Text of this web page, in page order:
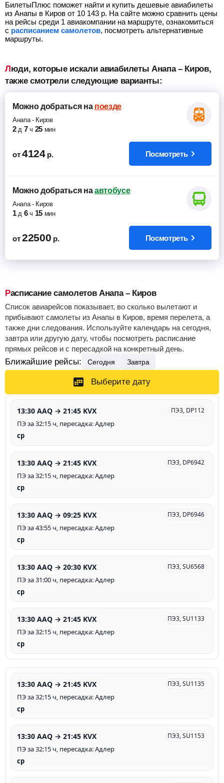
БилетыПлюс поможет найти и купить дешевые авиабилеты
из Анапы в Киров от 10 143 р. На сайте можно сравнить цены
на рейсы среди 1 авиакомпании на маршруте, ознакомиться
с расписанием самолетов, посмотреть альтернативные
маршруты.
Люди, которые искали авиабилеты Анапа – Киров,
также смотрели следующие варианты:
Можно добратьсяна поезде
Анапа- Киров
2 д 7 ч 25 мин
от 4124 р. Посмотреть
Можно добратьсяна автобусе
Анапа- Киров
1 д 6 ч 15 мин
от 22500 р. Посмотреть
Расписание самолетов Анапа – Киров
Список авиарейсов показывает, во сколько вылетают и
прибывают самолеты из Анапы в Киров, время перелета, а
также дни следования. Используйте календарь на сегодня,
завтра или другую дату, чтобы посмотреть расписание
прямых рейсов и с пересадкой на конкретный день.
Ближайшие рейсы: Сегодня Завтра
Выберите дату
13:30 AAQ → 21:45 KVX ПЭ3, DP112
ПЭ за 32:15 ч, пересадка: Адлер
ср
13:30 AAQ → 21:45 KVX ПЭ3, DP6942
ПЭ за 32:15 ч, пересадка: Адлер
ср
13:30 AAQ → 09:25 KVX ПЭ3, DP6946
ПЭ за 43:55 ч, пересадка: Адлер
ср
13:30 AAQ → 20:30 KVX ПЭ3, SU6568
ПЭ за 31:00 ч, пересадка: Адлер
ср
13:30 AAQ → 21:45 KVX ПЭ3, SU1133
ПЭ за 32:15 ч, пересадка: Адлер
ср
13:30 AAQ → 21:45 KVX ПЭ3, SU1135
ПЭ за 32:15 ч, пересадка: Адлер
ср
13:30 AAQ → 21:45 KVX ПЭ3, SU1153
ПЭ за 32:15 ч, пересадка: Адлер
ср